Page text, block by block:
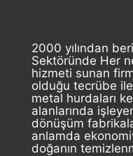
2000 yılından
Sektöründe Her
hizmeti sunan
olduğu tecrübe
metal hurdaları
alanlarında
dönüşüm
anlamda
doğanın